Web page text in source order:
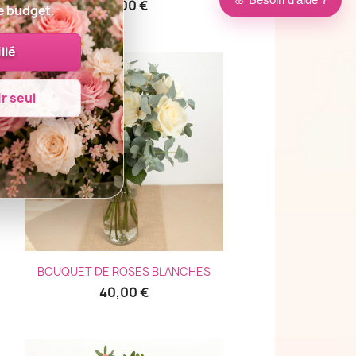
38,00 €
Aperçu rapide
BOUQUET DE ROSES BLANCHES
40,00 €
budget.
seul